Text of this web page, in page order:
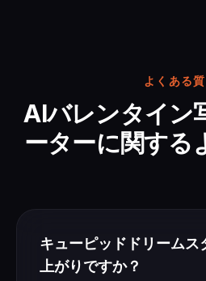
よくある
AIバレンタイン
ーターに関する
キューピッドドリームス
上がりですか？